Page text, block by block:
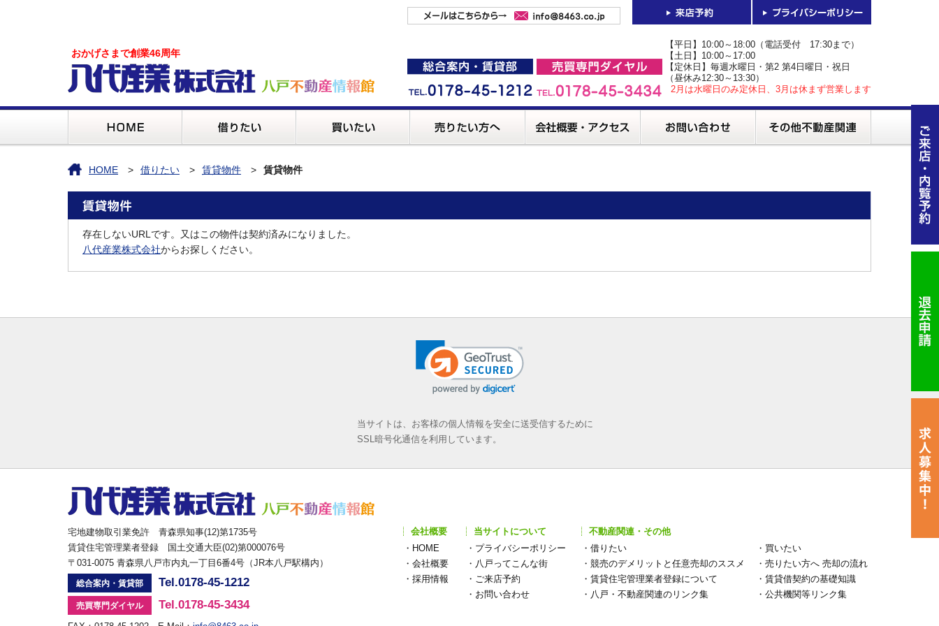
おかげさまで創業46周年
【平日】10:00～18:00（電話受付 17:30まで）
【土日】10:00～17:00
【定休日】毎週水曜日・第2 第4日曜日・祝日
（昼休み12:30～13:30）
2月は水曜日のみ定休日、3月は休まず営業します
HOME 借りたい 賃貸物件 賃貸物件
存在しないURLです。又はこの物件は契約済みになりました。
八代産業株式会社からお探しください。
当サイトは、お客様の個人情報を安全に送受信するために
SSL暗号化通信を利用しています。
宅地建物取引業免許 青森県知事(12)第1735号
賃貸住宅管理業者登録 国土交通大臣(02)第000076号
〒031-0075 青森県八戸市内丸一丁目6番4号（JR本八戸駅構内）
総合案内・賃貸部 Tel.0178-45-1212
売買専門ダイヤル Tel.0178-45-3434
会社概要
・ HOME
・ 会社概要
・ 採用情報
当サイトについて
・ プライバシーポリシー
・ 八戸ってこんな街
・ ご来店予約
・ お問い合わせ
不動産関連・その他
・ 借りたい ・ 買いたい
・ 競売のデメリットと任意売却のススメ ・ 売りたい方へ 売却の流れ
・ 賃貸住宅管理業者登録について ・ 賃貸借契約の基礎知識
・ 八戸・不動産関連のリンク集 ・ 公共機関等リンク集